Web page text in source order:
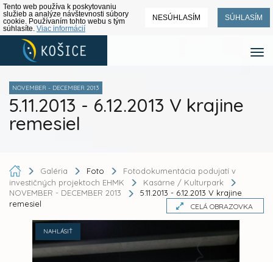
Tento web používa k poskytovaniu
služieb a analýze návštevnosti súbory
cookie. Používaním tohto webu s tým
súhlasíte. Viac informácií
NESÚHLASÍM SÚHLASÍM
NOVEMBER - DECEMBER 2013
5.11.2013 - 6.12.2013 V krajine
remesiel
Galéria Foto
Fotodokumentácia podujatí v
investičných projektoch EHMK
Kasárne / Kulturpark
NOVEMBER - DECEMBER 2013
5.11.2013 - 6.12.2013 V krajine
remesiel
CELÁ OBRAZOVKA
NAHLÁSIŤ